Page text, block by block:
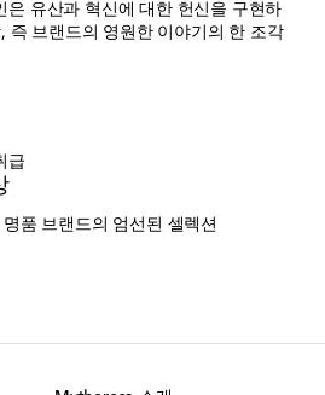
은 유산과 혁신에 대한 헌신을 구현하
즉 브랜드의 영원한 이야기의 한 조각
급
품 브랜드의 엄선된 셀렉션